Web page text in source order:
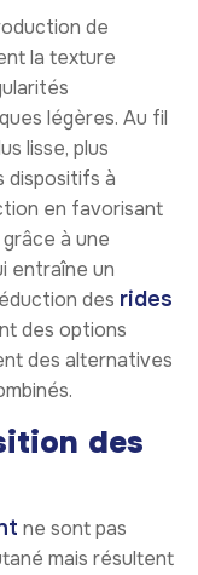
de
la texture
légères. Au fil
lisse, plus
dispositifs à
en favorisant
à une
entraîne un
des rides
des options
des alternatives
des
ne sont pas
mais résultent